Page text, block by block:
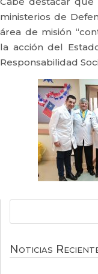
ministerios de
área de misión
la acción del
Responsabilidad
Noticias